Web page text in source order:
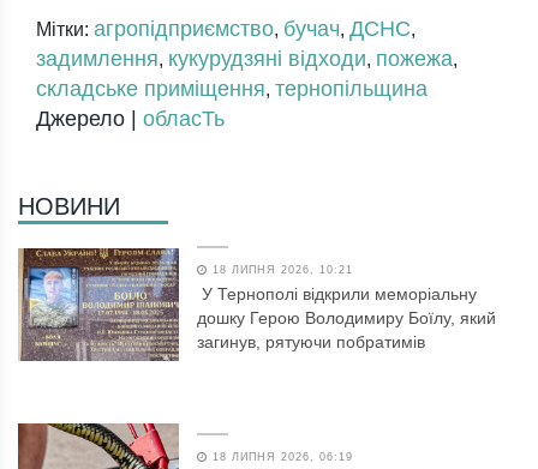
Мітки: агропідприємство, бучач, ДСНС,
задимлення, кукурудзяні відходи, пожежа,
складське приміщення, тернопільщина
Джерело | обласТь
НОВИНИ
18 ЛИПНЯ 2026, 10:21
У Тернополі відкрили меморіальну
дошку Герою Володимиру Боїлу, який
загинув, рятуючи побратимів
18 ЛИПНЯ 2026, 06:19